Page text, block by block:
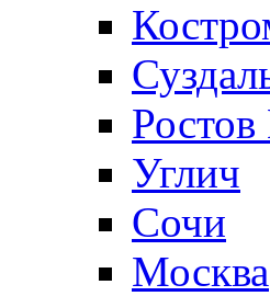
Углич
Сочи
Москва